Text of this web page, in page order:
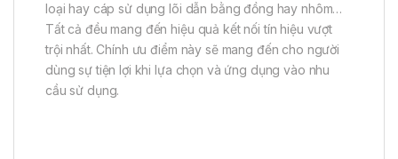
loại hay cáp sử dụng lõi dẫn bằng đồng hay nhôm…
Tất cả đều mang đến hiệu quả kết nối tín hiệu vượt
trội nhất. Chính ưu điểm này sẽ mang đến cho người
dùng sự tiện lợi khi lựa chọn và ứng dụng vào nhu
cầu sử dụng.